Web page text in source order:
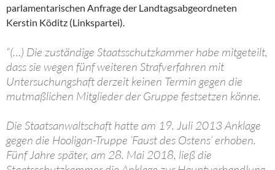
parlamentarischen Anfrage der Landtagsabgeordneten
Kerstin Köditz (Linkspartei).
“(…) Die zuständige Staatsschutzkammer habe mitgeteilt,
dass sie wegen fünf weiteren Strafverfahren mit
Untersuchungshaft derzeit keinen Termin gegen die
mutmaßlichen Mitglieder der Gruppe festsetzen könne.
Die Staatsanwaltschaft hatte am 19. Juli 2013 Anklage
gegen die Hooligan-Truppe ’Faust des Ostens’ erhoben.
Fünf Jahre später, am 28. Mai 2018, ließ die